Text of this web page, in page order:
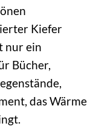
Kiefer
nur ein
Bücher,
das Wärme